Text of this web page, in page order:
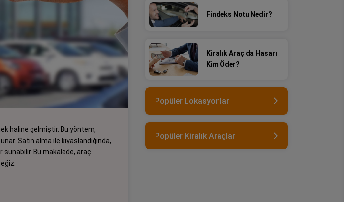
haline gelmiştir. Bu yöntem,
Satın alma ile kıyaslandığında,
sunabilir. Bu makalede, araç
Findeks Notu Nedir?
Kiralık Araç da Hasarı
Kim Öder?
Popüler Lokasyonlar
Popüler Kiralık Araçlar